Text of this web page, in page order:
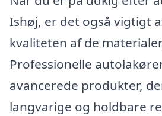
Ishøj, er det også vigtigt
kvaliteten af de
Professionelle
avancerede produkter,
langvarige og holdbare